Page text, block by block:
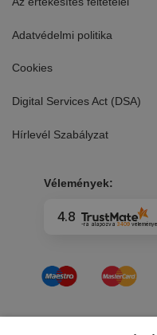
Adatvédelmi politika
Cookies
Digital Services Act (DSA)
Hírlevél Szabályzat
Vélemények:
4.8 -ra alapozva 3409